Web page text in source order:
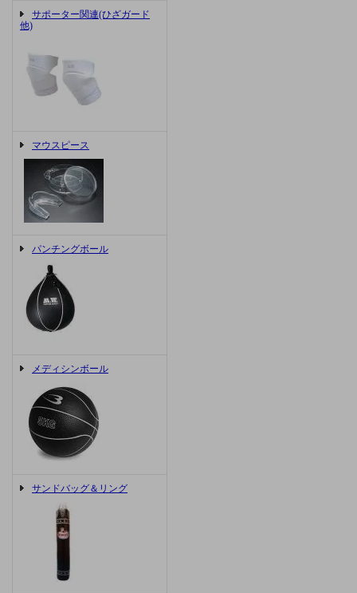
サポーター関連(ひざガード
他)
マウスピース
パンチングボール
メディシンボール
サンドバッグ＆リング